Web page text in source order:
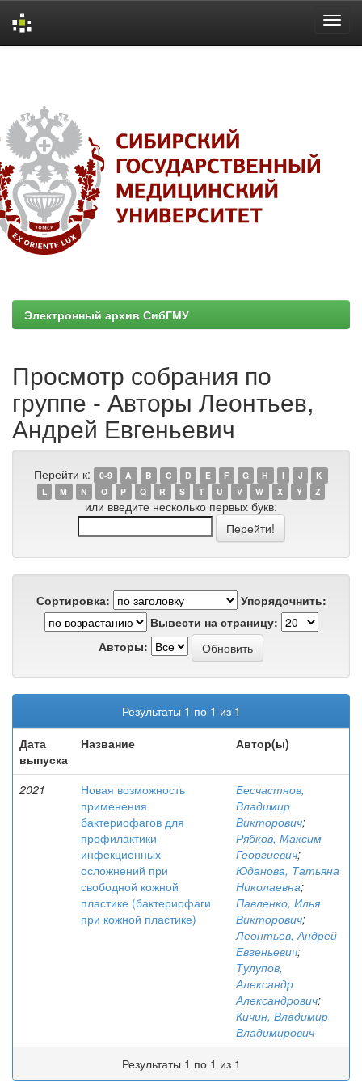
Электронный архив СибГМУ
Просмотр собрания по
группе - Авторы Леонтьев,
Андрей Евгеньевич
Перейти к: 0-9 A B C D E F G H I J
K
L
M N O P Q R S T U V W X Y Z
или введите несколько первых букв:
Сортировка:
Упорядочнить:
Вывести на страницу:
Авторы:
Результаты 1 по 1 из 1
Дата
выпуска
Название Автор(ы)
2021
Новая возможность
применения
бактериофагов для
профилактики
инфекционных
осложнений при
свободной кожной
пластике (бактериофаги
при кожной пластике)
Бесчастнов,
Владимир
Викторович;
Рябков, Максим
Георгиевич;
Юданова, Татьяна
Николаевна;
Павленко, Илья
Викторович;
Леонтьев, Андрей
Евгеньевич;
Тулупов,
Александр
Александрович;
Кичин, Владимир
Владимирович
Результаты 1 по 1 из 1